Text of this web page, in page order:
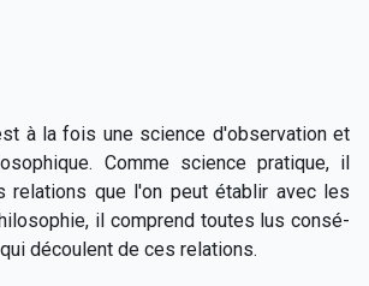
à la fois une science d'observation et
Comme science pratique, il
relations que l'on peut établir avec les
il comprend toutes lus consé-
découlent de ces relations.